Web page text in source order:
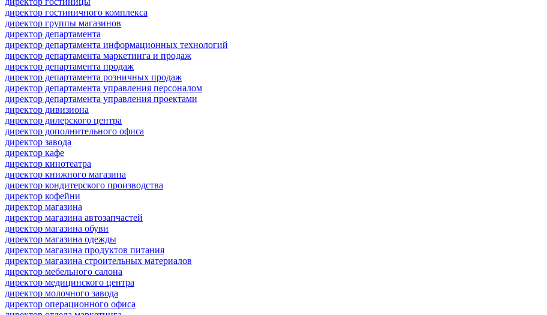
директор гостиничного комплекса
директор группы магазинов
директор департамента
директор департамента информационных технологий
директор департамента маркетинга и продаж
директор департамента продаж
директор департамента розничных продаж
директор департамента управления персоналом
директор департамента управления проектами
директор дивизиона
директор дилерского центра
директор дополнительного офиса
директор завода
директор кафе
директор кинотеатра
директор книжного магазина
директор кондитерского производства
директор кофейни
директор магазина
директор магазина автозапчастей
директор магазина обуви
директор магазина одежды
директор магазина продуктов питания
директор магазина строительных материалов
директор мебельного салона
директор медицинского центра
директор молочного завода
директор операционного офиса